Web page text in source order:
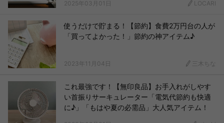
2025年03月01日 LOCARI
使うだけで貯まる！【節約】食費2万円台の人が
「買ってよかった！」節約の神アイテム♪
2023年11月04日 三木ちな
これ最強です！【無印良品】お手入れがしやす
い首振りサーキュレーター「電気代節約も快適
に♪」「もはや夏の必需品」大人気アイテム！